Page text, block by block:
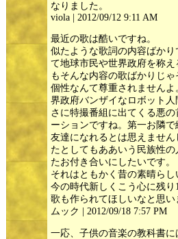
なりました。
viola | 2012/09/12 9:11 AM
最近の歌は酷いですね。
似たような歌詞の内容ばか
て地球市民や世界政府を称
もそんな内容の歌ばかりじ
個性なんて尊重されません
界政府バンザイなロボット
さに特撮番組に出てくる悪
ーションですね。第一お隣
友達になれるとは思えませ
たとしてもああいう民族性
たお付き合いにしたいです。
それはともかく昔の素晴ら
今の時代新しくこう心に残
歌も作られてほしいなと思い
ムック | 2012/09/18 7:57 PM
一応、子供の音楽の教科書